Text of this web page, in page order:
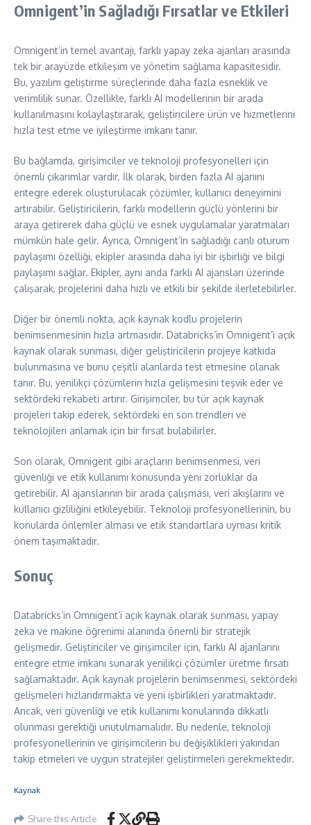
Omnigent’in Sağladığı Fırsatlar ve Etkileri
Omnigent’in temel avantajı, farklı yapay zeka ajanları arasında
tek bir arayüzde etkileşim ve yönetim sağlama kapasitesidir.
Bu, yazılım geliştirme süreçlerinde daha fazla esneklik ve
verimlilik sunar. Özellikle, farklı AI modellerinin bir arada
kullanılmasını kolaylaştırarak, geliştiricilere ürün ve hizmetlerini
hızla test etme ve iyileştirme imkanı tanır.
Bu bağlamda, girişimciler ve teknoloji profesyonelleri için
önemli çıkarımlar vardır. İlk olarak, birden fazla AI ajanını
entegre ederek oluşturulacak çözümler, kullanıcı deneyimini
artırabilir. Geliştiricilerin, farklı modellerin güçlü yönlerini bir
araya getirerek daha güçlü ve esnek uygulamalar yaratmaları
mümkün hale gelir. Ayrıca, Omnigent’in sağladığı canlı oturum
paylaşımı özelliği, ekipler arasında daha iyi bir işbirliği ve bilgi
paylaşımı sağlar. Ekipler, aynı anda farklı AI ajansları üzerinde
çalışarak, projelerini daha hızlı ve etkili bir şekilde ilerletebilirler.
Diğer bir önemli nokta, açık kaynak kodlu projelerin
benimsenmesinin hızla artmasıdır. Databricks’in Omnigent’i açık
kaynak olarak sunması, diğer geliştiricilerin projeye katkıda
bulunmasına ve bunu çeşitli alanlarda test etmesine olanak
tanır. Bu, yenilikçi çözümlerin hızla gelişmesini teşvik eder ve
sektördeki rekabeti artırır. Girişimciler, bu tür açık kaynak
projeleri takip ederek, sektördeki en son trendleri ve
teknolojileri anlamak için bir fırsat bulabilirler.
Son olarak, Omnigent gibi araçların benimsenmesi, veri
güvenliği ve etik kullanımı konusunda yeni zorluklar da
getirebilir. AI ajanslarının bir arada çalışması, veri akışlarını ve
kullanıcı gizliliğini etkileyebilir. Teknoloji profesyonellerinin, bu
konularda önlemler alması ve etik standartlara uyması kritik
önem taşımaktadır.
Sonuç
Databricks’in Omnigent’i açık kaynak olarak sunması, yapay
zeka ve makine öğrenimi alanında önemli bir stratejik
gelişmedir. Geliştiriciler ve girişimciler için, farklı AI ajanlarını
entegre etme imkanı sunarak yenilikçi çözümler üretme fırsatı
sağlamaktadır. Açık kaynak projelerin benimsenmesi, sektördeki
gelişmeleri hızlandırmakta ve yeni işbirlikleri yaratmaktadır.
Ancak, veri güvenliği ve etik kullanımı konularında dikkatli
olunması gerektiği unutulmamalıdır. Bu nedenle, teknoloji
profesyonellerinin ve girişimcilerin bu değişiklikleri yakından
takip etmeleri ve uygun stratejiler geliştirmeleri gerekmektedir.
Kaynak
Share this Article